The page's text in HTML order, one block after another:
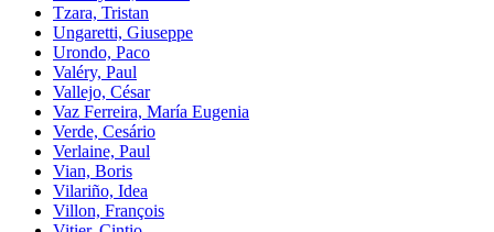
Tzara, Tristan
Ungaretti, Giuseppe
Urondo, Paco
Valéry, Paul
Vallejo, César
Vaz Ferreira, María Eugenia
Verde, Cesário
Verlaine, Paul
Vian, Boris
Vilariño, Idea
Villon, François